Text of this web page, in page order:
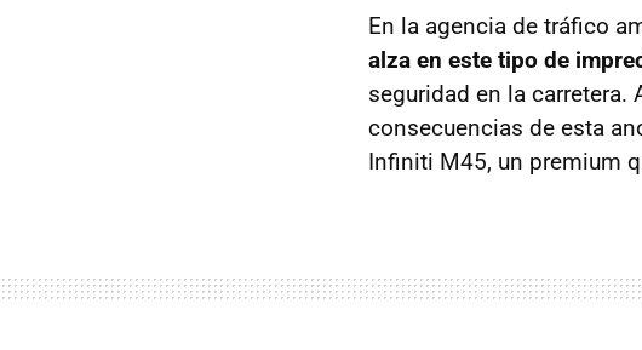
En la agencia de tráfico
alza en este tipo de
seguridad en la carretera.
consecuencias de esta
Infiniti M45, un premium